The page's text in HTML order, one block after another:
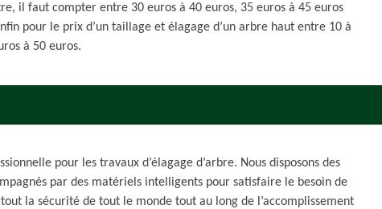
il faut compter entre 30 euros à 40 euros, 35 euros à 45 euros
pour le prix d’un taillage et élagage d’un arbre haut entre 10 à
à 50 euros.
pour les travaux d’élagage d’arbre. Nous disposons des
par des matériels intelligents pour satisfaire le besoin de
la sécurité de tout le monde tout au long de l’accomplissement